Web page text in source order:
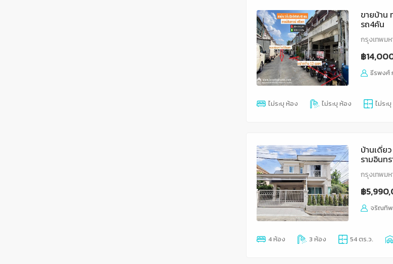
ขายบ้าน
รถ4คัน
กรุงเทพม
฿
ธีรพงศ์
ไม่ระบุ ห้อง ไม่ระบุ ห้อง ไม่ระ
บ้านเดี่ย
รามอินท
เฟอร์นิเ
กรุงเทพม
฿
จริณทิพ
4 ห้อง 3 ห้อง 54 ตร.ว.